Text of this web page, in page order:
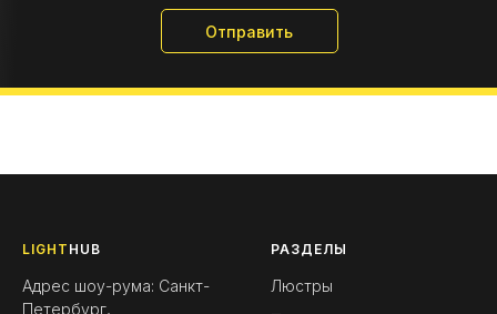
Отправить
LIGHT HUB
Адрес шоу-рума: Санкт-
Петербург,
РАЗДЕЛЫ
Люстры